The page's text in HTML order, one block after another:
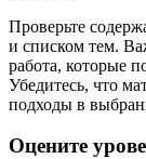
Проверьте
и списком тем.
работа, которые
Убедитесь, что
подходы в
Оцените